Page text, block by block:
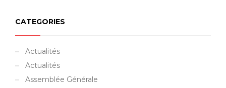
CATEGORIES
Actualités
Actualités
Assemblée Générale